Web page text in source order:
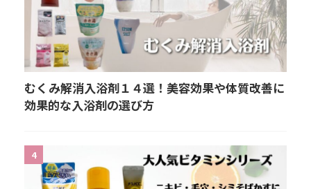
むくみ解消入浴剤１４選！美容効果や体質改善に
効果的な入浴剤の選び方
4